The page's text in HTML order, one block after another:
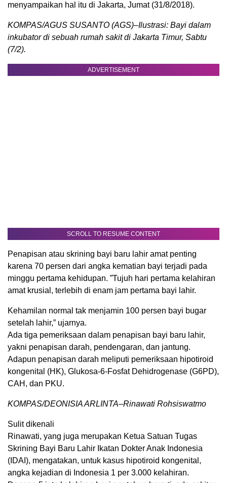
menyampaikan hal itu di Jakarta, Jumat (31/8/2018).
KOMPAS/AGUS SUSANTO (AGS)–Ilustrasi: Bayi dalam
inkubator di sebuah rumah sakit di Jakarta Timur, Sabtu
(7/2).
ADVERTISEMENT
SCROLL TO RESUME CONTENT
Penapisan atau skrining bayi baru lahir amat penting
karena 70 persen dari angka kematian bayi terjadi pada
minggu pertama kehidupan. ”Tujuh hari pertama kelahiran
amat krusial, terlebih di enam jam pertama bayi lahir.
Kehamilan normal tak menjamin 100 persen bayi bugar
setelah lahir,” ujarnya.
Ada tiga pemeriksaan dalam penapisan bayi baru lahir,
yakni penapisan darah, pendengaran, dan jantung.
Adapun penapisan darah meliputi pemeriksaan hipotiroid
kongenital (HK), Glukosa-6-Fosfat Dehidrogenase (G6PD),
CAH, dan PKU.
KOMPAS/DEONISIA ARLINTA–Rinawati Rohsiswatmo
Sulit dikenali
Rinawati, yang juga merupakan Ketua Satuan Tugas
Skrining Bayi Baru Lahir Ikatan Dokter Anak Indonesia
(IDAI), mengatakan, untuk kasus hipotiroid kongenital,
angka kejadian di Indonesia 1 per 3.000 kelahiran.